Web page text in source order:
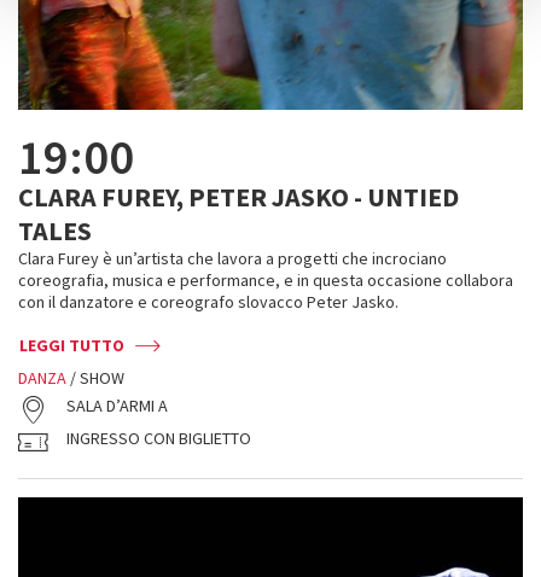
19:00
CLARA FUREY, PETER JASKO - UNTIED
TALES
Clara Furey è un’artista che lavora a progetti che incrociano
coreografia, musica e performance, e in questa occasione collabora
con il danzatore e coreografo slovacco Peter Jasko.
LEGGI TUTTO
DANZA / SHOW
SALA D’ARMI A
INGRESSO CON BIGLIETTO